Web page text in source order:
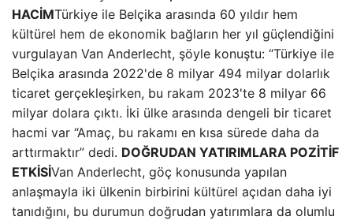
HACİMTürkiye ile Belçika arasında 60 yıldır hem
kültürel hem de ekonomik bağların her yıl güçlendiğini
vurgulayan Van Anderlecht, şöyle konuştu: “Türkiye ile
Belçika arasında 2022'de 8 milyar 494 milyar dolarlık
ticaret gerçekleşirken, bu rakam 2023'te 8 milyar 66
milyar dolara çıktı. İki ülke arasında dengeli bir ticaret
hacmi var “Amaç, bu rakamı en kısa sürede daha da
arttırmaktır” dedi. DOĞRUDAN YATIRIMLARA POZİTİF
ETKİSİVan Anderlecht, göç konusunda yapılan
anlaşmayla iki ülkenin birbirini kültürel açıdan daha iyi
tanıdığını, bu durumun doğrudan yatırımlara da olumlu